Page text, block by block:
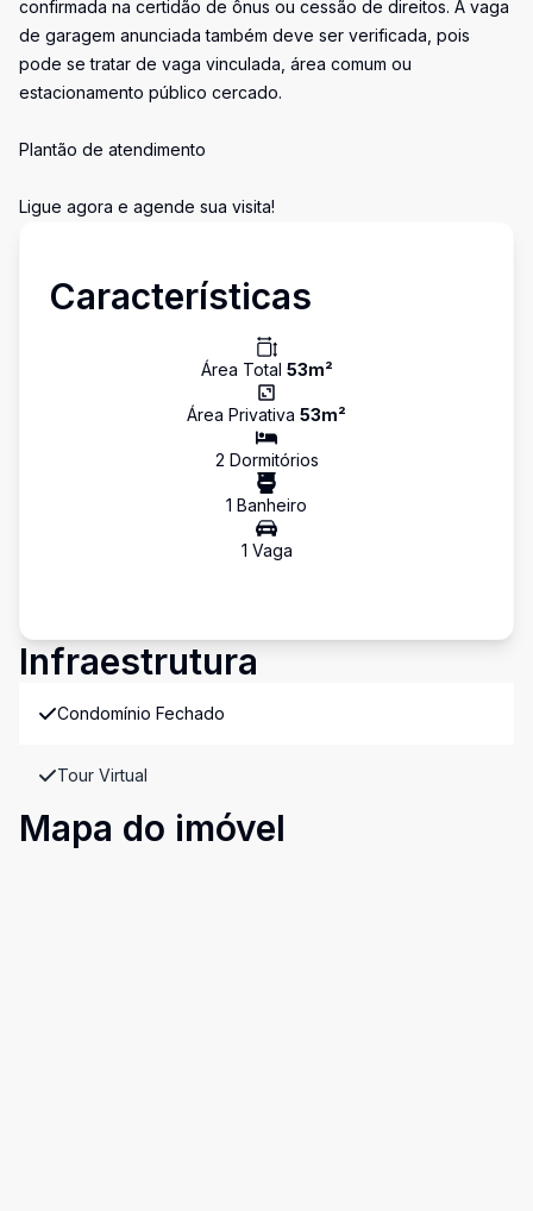
confirmada na certidão de ônus ou cessão de direitos. A vaga
de garagem anunciada também deve ser verificada, pois
pode se tratar de vaga vinculada, área comum ou
estacionamento público cercado.
Plantão de atendimento
Ligue agora e agende sua visita!
Características
Área Total 53m²
Área Privativa 53m²
2 Dormitórios
1 Banheiro
1 Vaga
Infraestrutura
Condomínio Fechado
Tour Virtual
Mapa do imóvel